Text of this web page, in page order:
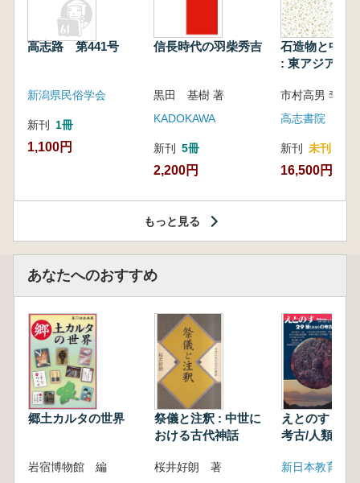
高志路 第441号
新潟県民俗学会
新刊 1冊
1,100円
信長時代の羽柴秀吉
黒田 基樹 著
KADOKAWA
新刊 5冊
2,200円
石造物と中世
: 東アジアと
高志書院
新刊 未刊
16,500円
もっと見る
あなたへのおすすめ
郷土カルタの世界
岩宿博物館 編
祭儀と注釈 : 中世に
おける古代神話
桜井好朗 著
えとのす 民
考古/人類
新日本教育図書